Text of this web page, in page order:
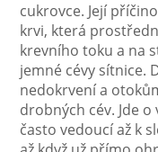
cukrovce. Její
krvi, která
krevního toku a na
jemné cévy sítnice.
nedokrvení a
drobných cév. Jde
často vedoucí až k